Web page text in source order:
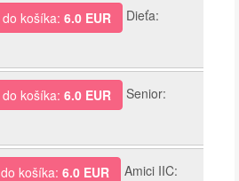
do košíka:6.0 EUR
Dieťa:
do košíka:6.0 EUR
Senior:
do košíka:6.0 EUR
Amici IIC: